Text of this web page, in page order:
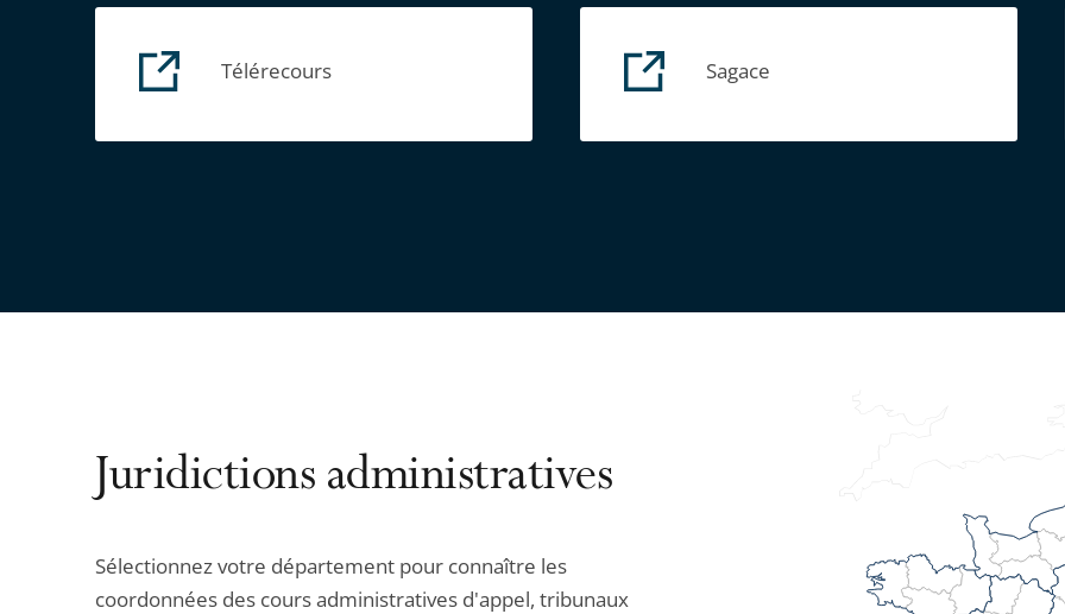
Télérecours Sagace
Juridictions administratives
Sélectionnez votre département pour connaître les
coordonnées des cours administratives d'appel, tribunaux